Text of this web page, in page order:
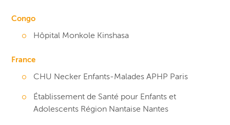
Congo
Hôpital Monkole Kinshasa
France
CHU Necker Enfants-Malades APHP Paris
Établissement de Santé pour Enfants et
Adolescents Région Nantaise Nantes